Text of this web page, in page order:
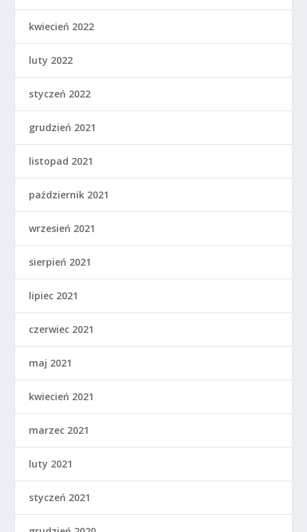
kwiecień 2022
luty 2022
styczeń 2022
grudzień 2021
listopad 2021
październik 2021
wrzesień 2021
sierpień 2021
lipiec 2021
czerwiec 2021
maj 2021
kwiecień 2021
marzec 2021
luty 2021
styczeń 2021